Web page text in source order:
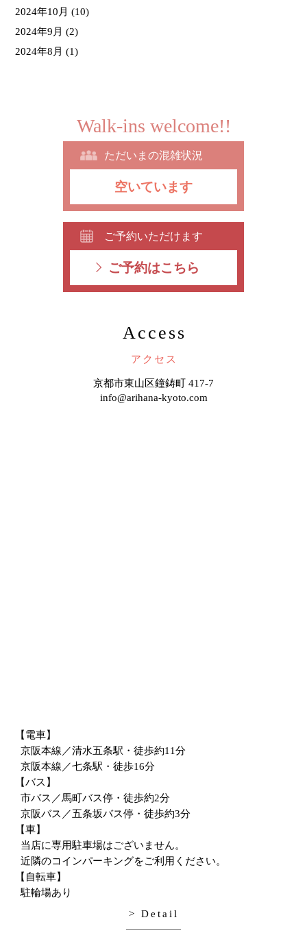
2024年10月 (10)
2024年9月 (2)
2024年8月 (1)
ただいまの混雑状況
空いています
Walk-ins welcome!!
ご予約いただけます
ご予約はこちら
Access
アクセス
京都市東山区鐘鋳町 417-7
info@arihana-kyoto.com
【電車】
京阪本線／清水五条駅・徒歩約11分
京阪本線／七条駅・徒歩16分
【バス】
市バス／馬町バス停・徒歩約2分
京阪バス／五条坂バス停・徒歩約3分
【車】
当店に専用駐車場はございません。
近隣のコインパーキングをご利用ください。
【自転車】
駐輪場あり
> Detail